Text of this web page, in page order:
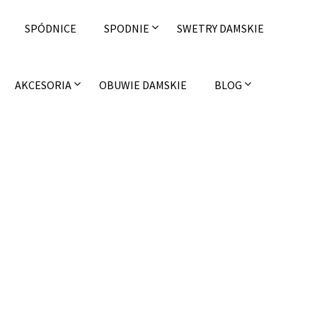
SPÓDNICE SPODNIE SWETRY DAMSKIE
AKCESORIA OBUWIE DAMSKIE BLOG